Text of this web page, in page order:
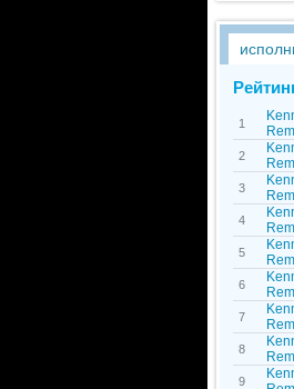
1
2
3
4
5
6
7
8
9